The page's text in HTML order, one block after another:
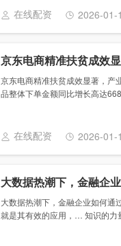
在线配资 2026-01-
京东电商精准扶贫成效
京东电商精准扶贫成效显著，产
品整体下单金额同比增长高达
在线配资 2026-01-
大数据热潮下，金融企
大数据热潮下，金融企业如何通
就是其有效的应用，… 知识的力